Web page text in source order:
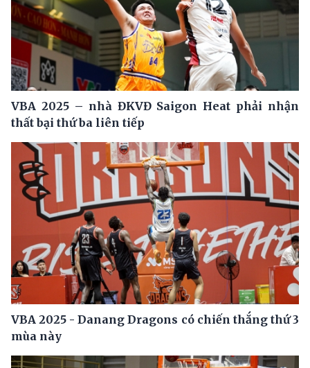
VBA 2025 – nhà ĐKVĐ Saigon Heat phải nhận
thất bại thứ ba liên tiếp
VBA 2025 - Danang Dragons có chiến thắng thứ 3
mùa này